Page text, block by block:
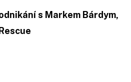
s Markem Bárdym,